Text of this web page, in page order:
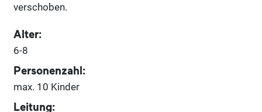
Alter:
6-8
Personenzahl:
max. 10 Kinder
Leitung:
verschoben.